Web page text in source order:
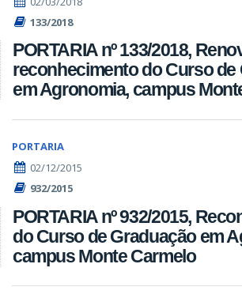
133/2018
PORTARIA nº 133/2018,
reconhecimento do Curso de
em Agronomia, campus
PORTARIA
02/12/2015
932/2015
PORTARIA nº 932/2015,
do Curso de Graduação em
campus Monte Carmelo